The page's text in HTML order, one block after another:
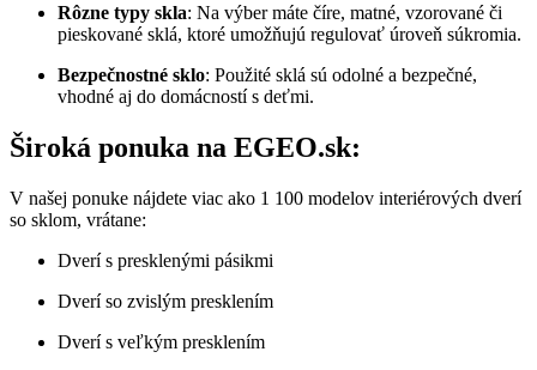
Rôzne typy skla: Na výber máte číre, matné, vzorované či
pieskované sklá, ktoré umožňujú regulovať úroveň súkromia.
Bezpečnostné sklo: Použité sklá sú odolné a bezpečné,
vhodné aj do domácností s deťmi.
Široká ponuka na EGEO.sk:
V našej ponuke nájdete viac ako 1 100 modelov interiérových dverí
so sklom, vrátane:
Dverí s presklenými pásikmi
Dverí so zvislým presklením
Dverí s veľkým presklením